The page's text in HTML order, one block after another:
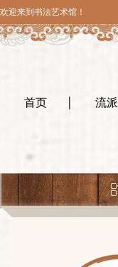
欢迎来到书法艺术馆！
首页 流派